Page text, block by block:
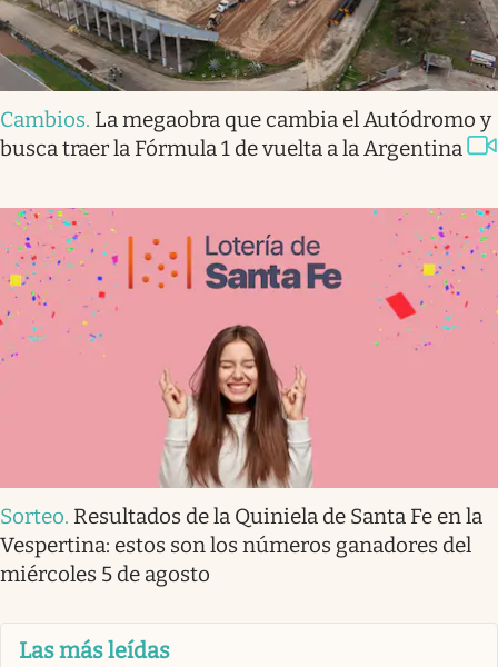
Cambios. La megaobra que cambia el Autódromo y
busca traer la Fórmula 1 de vuelta a la Argentina
Sorteo. Resultados de la Quiniela de Santa Fe en la
Vespertina: estos son los números ganadores del
miércoles 5 de agosto
Las más leídas